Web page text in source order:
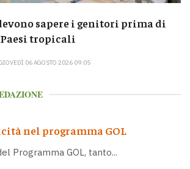
sapere i genitori prima di
tropicali
06 AGOSTO 2026 09:05
nel programma GOL
Programma GOL, tanto...